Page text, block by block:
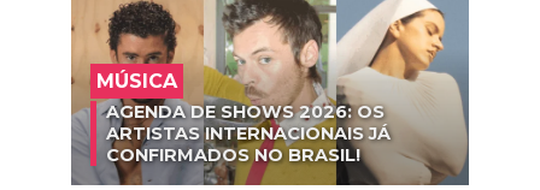
MÚSICA
AGENDA DE SHOWS 2026: OS
ARTISTAS INTERNACIONAIS JÁ
CONFIRMADOS NO BRASIL!